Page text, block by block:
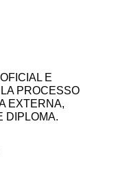
E
PROCESSO
EXTERNA,
DIPLOMA.